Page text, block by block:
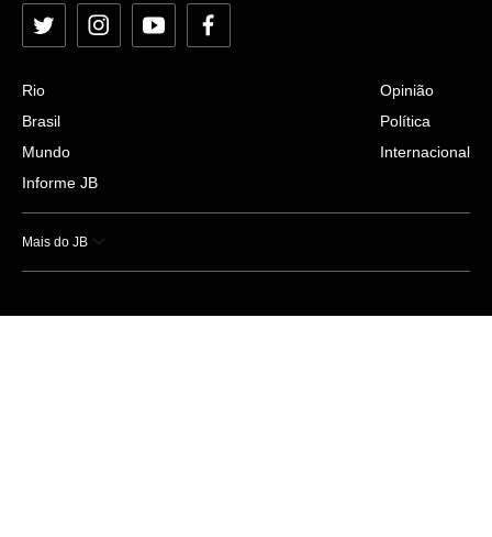
Twitter InstagramYouTubeFacebook
Rio
Brasil
Mundo
Informe JB
Opinião
Política
Internacional
Mais do JB
Esportes